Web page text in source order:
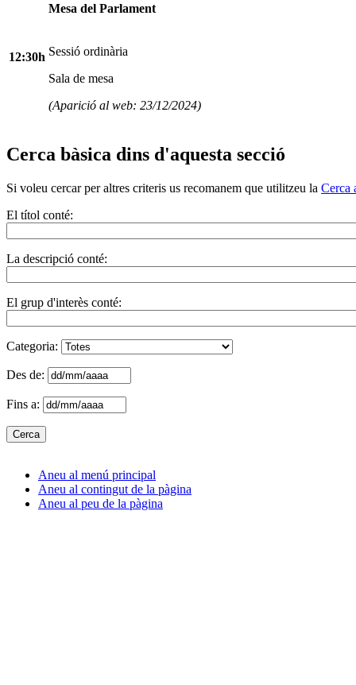
12:30h
Mesa del Parlament
Sessió ordinària
Sala de mesa
(Aparició al web: 23/12/2024)
Cerca bàsica dins d'aquesta secció
Si voleu cercar per altres criteris us recomanem que utilitzeu la Cerca
El títol conté:
La descripció conté:
El grup d'interès conté:
Categoria:
Des de:
Fins a:
Aneu al menú principal
Aneu al contingut de la pàgina
Aneu al peu de la pàgina